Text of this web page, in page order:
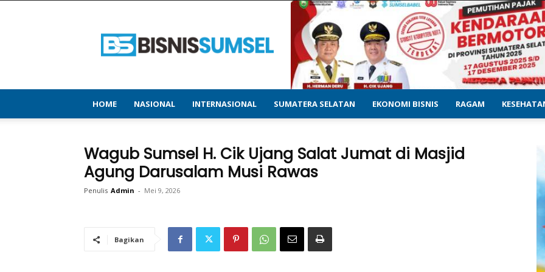
–
Menyajikan
&
Terupdate
HOME NASIONAL INTERNASIONAL SUMATERA SELATAN EKONOMI BISNIS RAGAM
Wagub Sumsel H. Cik Ujang Salat Jumat di Masjid
Agung Darusalam Musi Rawas
Penulis Admin - Mei 9, 2026
Bagikan